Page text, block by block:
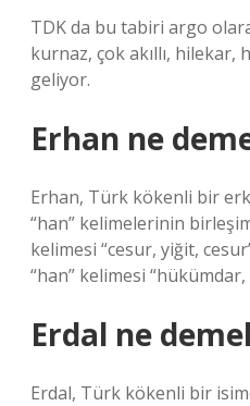
TDK da bu tabiri argo
kurnaz, çok akıllı,
geliyor.
Erhan ne
Erhan, Türk kökenli bir
“han” kelimelerinin
kelimesi “cesur, yiğit,
“han” kelimesi
Erdal ne
Erdal, Türk kökenli bir